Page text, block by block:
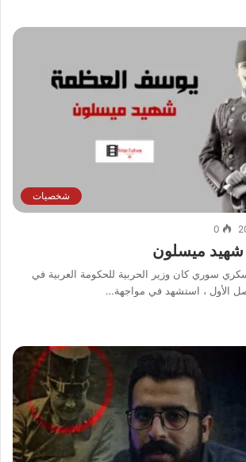
شخصيات
0
ميسلون
سوري كان وزير الحربية للحكومة العربية في
الأول ، استشهد في مواجهة…